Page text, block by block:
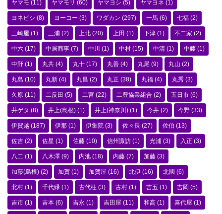
ヤマモ (11) ヤマモリ (60) ヤマヨシ (5) ヤマヨネ (1)
ヨネビシ (8) ヨーコー (3) ワダカン (297) 一馬 (6) 七福 (2)
三崎屋 (1) 三浦 (2) 上北 (20) 上田 (1) 下津 (1) 不二家 (2)
中六 (17) 中居商事 (7) 中川 (1) 中村 (15) 中清 (1) 中藤 (1)
中野 (1) 丸共 (4) 丸十 (17) 丸善 (4) 丸尾 (9) 丸山 (2)
丸島 (10) 丸新 (4) 丸昌 (2) 丸正 (38) 丸福 (4) 丸秀 (3)
久原 (11) 二反田 (5) 二宮 (22) 二豊協業組合 (2) 五日市 (6)
井ゲタ (8) 井上(島根) (1) 井上(神奈川) (1) 今井 (2) 今野 (33)
伊賀越 (187) 伊那 (1) 伊集院 (3) 佐々長 (27) 佐伯 (13)
佐吉 (2) 佐星 (1) 佐藤 (10) 信州諏訪 (1) 光浦 (3) 入正 (3)
八二 (1) 八木澤 (9) 内池 (18) 内藤 (7) 加藤 (3)
加藤(島根) (2) 加賀 (1) 加賀屋 (16) 北伊 (16) 北國 (6)
北村 (1) 千代緑 (1) 古代柱 (3) 古村 (1) 吉五 (1) 吉岡 (5)
吉市 (1) 吉本 (6) 吉永 (1) 吉田屋 (11) 和高 (1) 喜代屋 (1)